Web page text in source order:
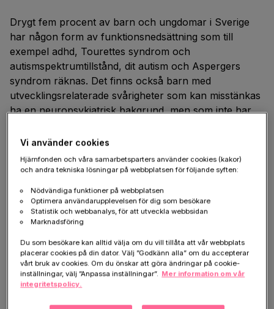
Drygt fem procent av barn och ungdomar i Sverige
har någon form av funktionsnedsättning som till
exempel adhd, Tourettes syndrom och
autismspektrumtillstånd, dit autism och Aspergers
syndrom räknas. Det finns också barn med
utvecklingsrelaterade svårigheter som kan misstänkas
ha en neuropsykiatrisk bakgrund, men som inte har
koncentrations- och uppmärksamhets problem, eller
svårigheter att tolka kroppsspråk och sociala koder.
Många behöver därför anpassning av undervisning,
#FrågaBarnen – Hjärnfondens
nya kampanj
Hjärnfonden vill sprida information om skolsituationen
för barn med NPF och skapa uppmärksamhet kring
NPF och behovet av att förbättra stödet till elever
Vi använder cookies
Hjärnfonden och våra samarbetsparters använder cookies (kakor)
och andra tekniska lösningar på webbplatsen för följande syften:
Nödvändiga funktioner på webbplatsen
Optimera användarupplevelsen för dig som besökare
Statistik och webbanalys, för att utveckla webbsidan
Marknadsföring
Du som besökare kan alltid välja om du vill tillåta att vår webbplats
placerar cookies på din dator. Välj ”Godkänn alla” om du accepterar
vårt bruk av cookies. Om du önskar att göra ändringar på cookie-
inställningar, välj ”Anpassa inställningar”. Mer information om vår
integritetspolicy.